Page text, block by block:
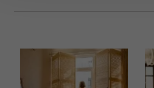
analizować ruch w naszej
korzystasz z naszej witryny,
społecznościowym,